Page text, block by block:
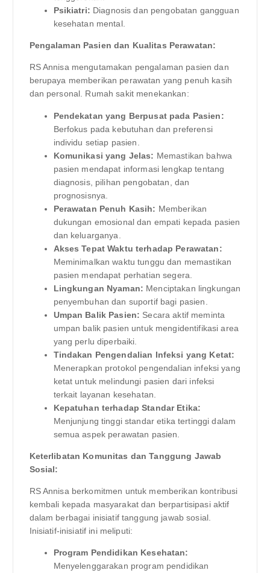
Psikiatri: Diagnosis dan pengobatan gangguan
kesehatan mental.
Pengalaman Pasien dan Kualitas Perawatan:
RS Annisa mengutamakan pengalaman pasien dan
berupaya memberikan perawatan yang penuh kasih
dan personal. Rumah sakit menekankan:
Pendekatan yang Berpusat pada Pasien:
Berfokus pada kebutuhan dan preferensi
individu setiap pasien.
Komunikasi yang Jelas: Memastikan bahwa
pasien mendapat informasi lengkap tentang
diagnosis, pilihan pengobatan, dan
prognosisnya.
Perawatan Penuh Kasih: Memberikan
dukungan emosional dan empati kepada pasien
dan keluarganya.
Akses Tepat Waktu terhadap Perawatan:
Meminimalkan waktu tunggu dan memastikan
pasien mendapat perhatian segera.
Lingkungan Nyaman: Menciptakan lingkungan
penyembuhan dan suportif bagi pasien.
Umpan Balik Pasien: Secara aktif meminta
umpan balik pasien untuk mengidentifikasi area
yang perlu diperbaiki.
Tindakan Pengendalian Infeksi yang Ketat:
Menerapkan protokol pengendalian infeksi yang
ketat untuk melindungi pasien dari infeksi
terkait layanan kesehatan.
Kepatuhan terhadap Standar Etika:
Menjunjung tinggi standar etika tertinggi dalam
semua aspek perawatan pasien.
Keterlibatan Komunitas dan Tanggung Jawab
Sosial:
RS Annisa berkomitmen untuk memberikan kontribusi
kembali kepada masyarakat dan berpartisipasi aktif
dalam berbagai inisiatif tanggung jawab sosial.
Inisiatif-inisiatif ini meliputi:
Program Pendidikan Kesehatan:
Menyelenggarakan program pendidikan